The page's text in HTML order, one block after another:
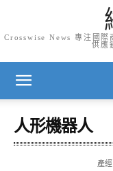
Crosswise News 專注國際
供應
人形機器人
產經